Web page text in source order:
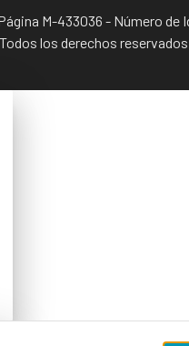
M-433036 - Número
los derechos reservados.